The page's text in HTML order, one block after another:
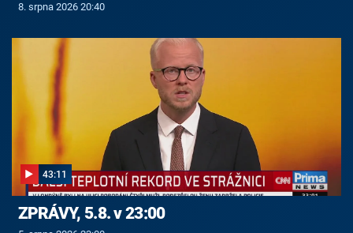
8. srpna 2026 20:40
43:11
ZPRÁVY, 5.8. v 23:00